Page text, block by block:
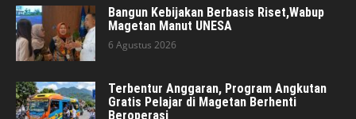
Bangun Kebijakan Berbasis Riset,Wabup
Magetan Manut UNESA
6 Agustus 2026
Terbentur Anggaran, Program Angkutan
Gratis Pelajar di Magetan Berhenti
Beroperasi